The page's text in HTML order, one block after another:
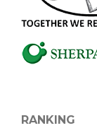
RANKING